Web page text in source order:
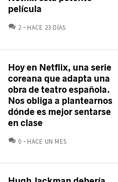
película
2 COMENTARIOS
HACE 23 DÍAS
Hoy en Netflix, una serie
coreana que adapta una
obra de teatro española.
Nos obliga a plantearnos
dónde es mejor sentarse
en clase
0 COMENTARIOS
HACE UN MES